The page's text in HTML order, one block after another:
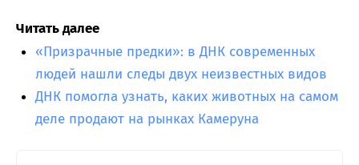
Читать далее
«Призрачные предки»: в ДНК современных
людей нашли следы двух неизвестных видов
ДНК помогла узнать, каких животных на самом
деле продают на рынках Камеруна